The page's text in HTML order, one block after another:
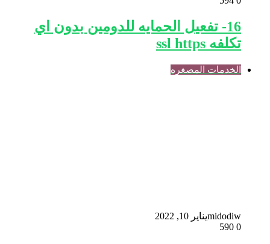
16- تفعيل الحمايه للدومين بدون اي
تكلفه ssl https
الخدمات المصغره
midodiwيناير 10, 2022
0